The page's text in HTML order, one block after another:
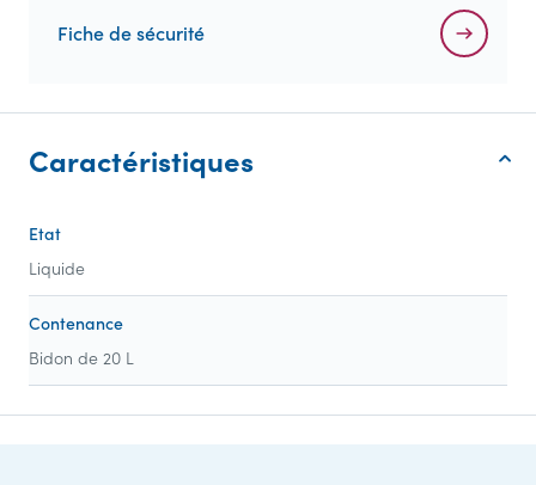
Fiche de sécurité
Caractéristiques
Etat
Liquide
Contenance
Bidon de 20 L